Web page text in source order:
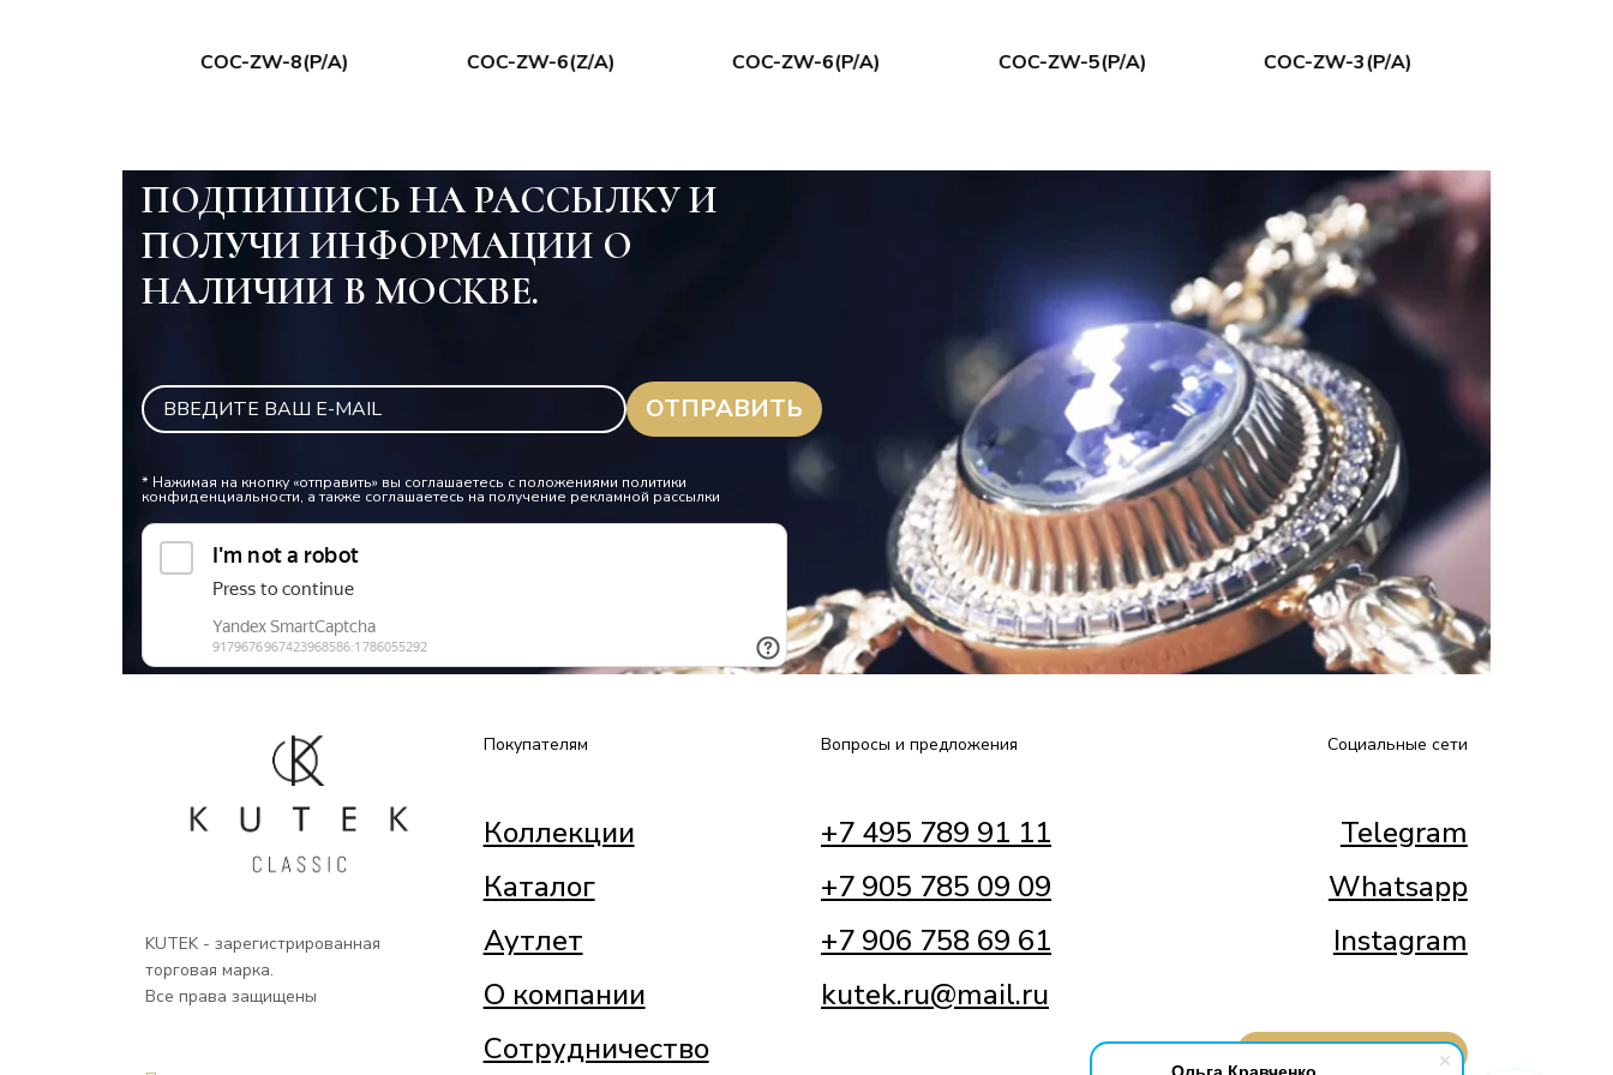
Ольга Кравченко
COC-ZW-8(P/A) COC-ZW-6(Z/A) COC-ZW-6(P/A) COC-ZW-5(P/A) COC-ZW-3(P/A)
ПОДПИШИСЬ НА РАССЫЛКУ И
ПОЛУЧИ ИНФОРМАЦИИ О
НАЛИЧИИ В МОСКВЕ.
* Нажимая на кнопку «отправить» вы соглашаетесь с положениями политики
конфиденциальности, а также соглашаетесь на получение рекламной рассылки
KUTEK - зарегистрированная
торговая марка.
Все права защищены
Покупателям
Коллекции
Каталог
Аутлет
О компании
Сотрудничество
Вопросы и предложения
+7 495 789 91 11
+7 905 785 09 09
+7 906 758 69 61
kutek.ru@mail.ru
Социальные сети
Telegram
Whatsapp
Instagram
ОБРАТНЫЙ ЗВОНОК